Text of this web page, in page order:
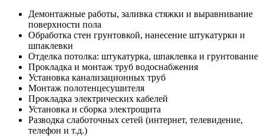
Демонтажные работы, заливка стяжки и выравнивание
поверхности пола
Обработка стен грунтовкой, нанесение штукатурки и
шпаклевки
Отделка потолка: штукатурка, шпаклевка и грунтование
Прокладка и монтаж труб водоснабжения
Установка канализационных труб
Монтаж полотенцесушителя
Прокладка электрических кабелей
Установка и сборка электрощита
Разводка слаботочных сетей (интернет, телевидение,
телефон и т.д.)